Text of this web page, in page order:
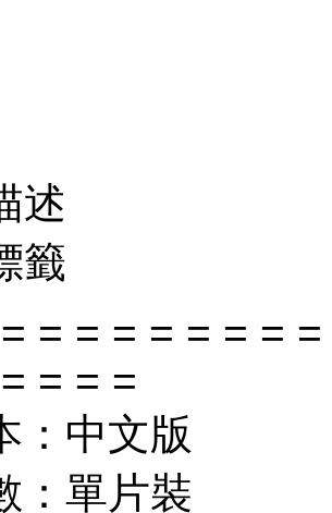
述
籤
= = = = = = =
= = =
：中文版
：單片裝